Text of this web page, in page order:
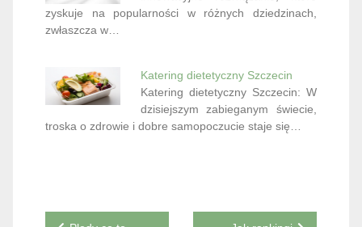
Katering dietetyczny Szczecin
firmom na